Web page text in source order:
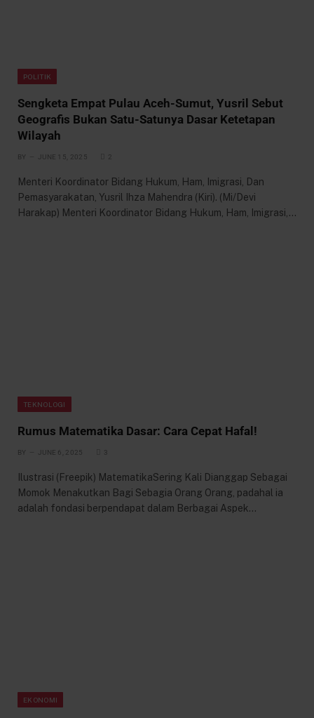
POLITIK
Sengketa Empat Pulau Aceh-Sumut, Yusril Sebut
Geografis Bukan Satu-Satunya Dasar Ketetapan
Wilayah
BY JUNE 15, 2025 2
Menteri Koordinator Bidang Hukum, Ham, Imigrasi, Dan
Pemasyarakatan, Yusril Ihza Mahendra (Kiri). (Mi/Devi
Harakap) Menteri Koordinator Bidang Hukum, Ham, Imigrasi,…
TEKNOLOGI
Rumus Matematika Dasar: Cara Cepat Hafal!
BY JUNE 6, 2025 3
Ilustrasi (Freepik) MatematikaSering Kali Dianggap Sebagai
Momok Menakutkan Bagi Sebagia Orang Orang, padahal ia
adalah fondasi berpendapat dalam Berbagai Aspek…
EKONOMI